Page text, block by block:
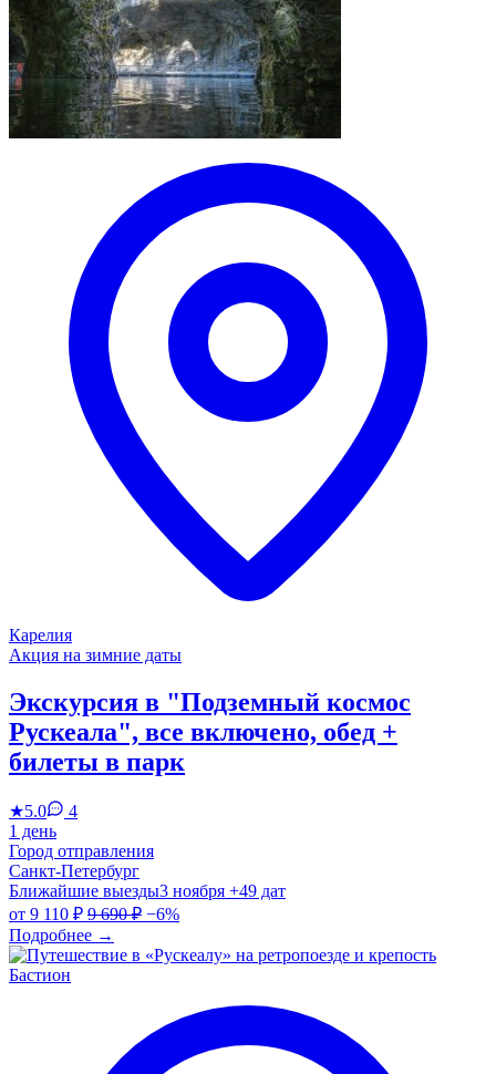
Карелия
Акция на зимние даты
Экскурсия в "Подземный космос
Рускеала", все включено, обед +
билеты в парк
★5.0
4
1 день
Город отправления
Санкт-Петербург
Ближайшие выезды3 ноября +49 дат
от 9 110 ₽ 9 690 ₽ −6%
Подробнее →